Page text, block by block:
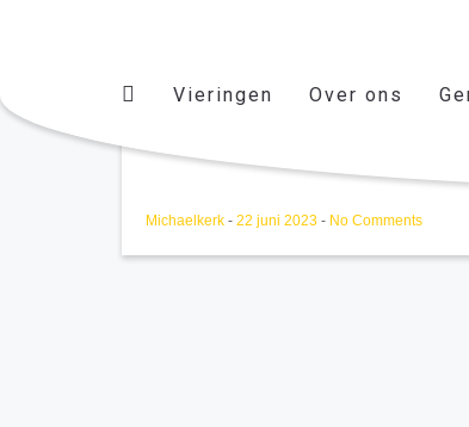
Vieringen Over ons
Michaelkerk - 22 juni 2023 - No Comments